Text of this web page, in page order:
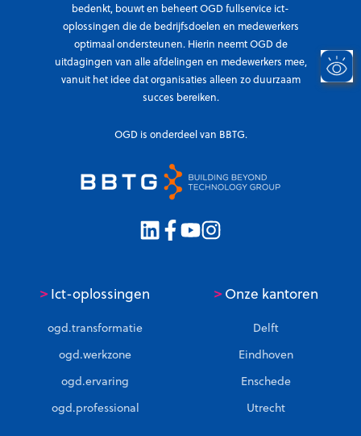
bedenkt, bouwt en beheert OGD fullservice ict-
oplossingen die de bedrijfsdoelen en medewerkers
optimaal ondersteunen. Hierin neemt OGD de
uitdagingen van alle afdelingen en medewerkers mee,
vanuit het idee dat organisaties alleen zo duurzaam
succes bereiken.
OGD is onderdeel van BBTG.
>Ict-oplossingen
ogd.transformatie
ogd.werkzone
ogd.ervaring
ogd.professional
>Onze kantoren
Delft
Eindhoven
Enschede
Utrecht